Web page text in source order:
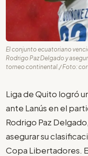
El conjunto ecuatoriano
Rodrigo Paz Delgado y
torneo continental./ Foto:
Liga de Quito logró
ante Lanús en el
Rodrigo Paz
asegurar su
Copa Libertadores.